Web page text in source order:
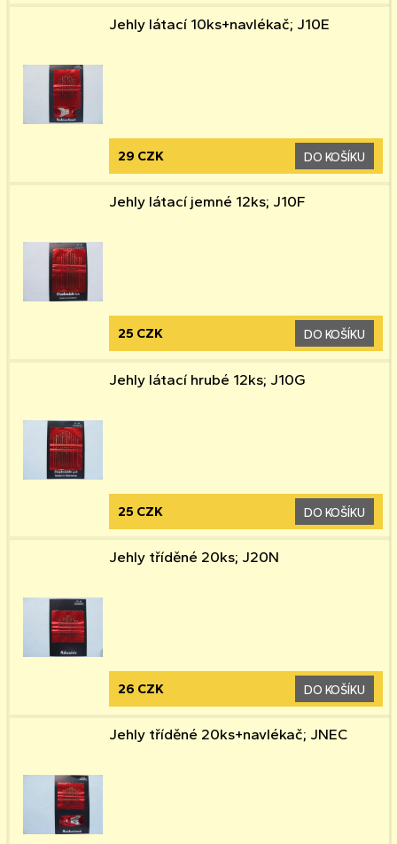
Jehly látací 10ks+navlékač; J10E
29 CZK DO KOŠÍKU
Jehly látací jemné 12ks; J10F
25 CZK DO KOŠÍKU
Jehly látací hrubé 12ks; J10G
25 CZK DO KOŠÍKU
Jehly tříděné 20ks; J20N
26 CZK DO KOŠÍKU
Jehly tříděné 20ks+navlékač; JNEC